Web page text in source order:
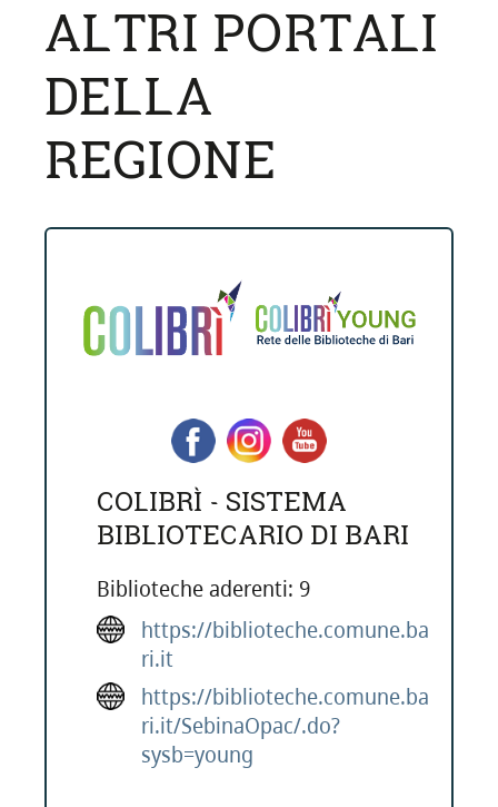
ALTRI PORTALI
DELLA
REGIONE
COLIBRÌ - SISTEMA
BIBLIOTECARIO DI BARI
Biblioteche aderenti: 9
https://biblioteche.comune.ba
ri.it
https://biblioteche.comune.ba
ri.it/SebinaOpac/.do?
sysb=young